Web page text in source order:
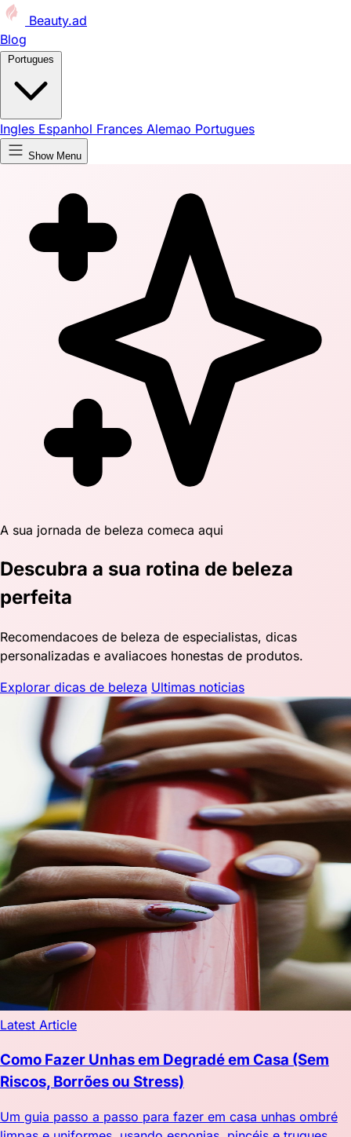
Beauty.ad
Blog
Portugues
Ingles Espanhol Frances Alemao Portugues
Show Menu
A sua jornada de beleza comeca aqui
Descubra a sua rotina de beleza
perfeita
Recomendacoes de beleza de especialistas, dicas
personalizadas e avaliacoes honestas de produtos.
Explorar dicas de beleza Ultimas noticias
Latest Article
Como Fazer Unhas em Degradé em Casa (Sem
Riscos, Borrões ou Stress)
Um guia passo a passo para fazer em casa unhas ombré